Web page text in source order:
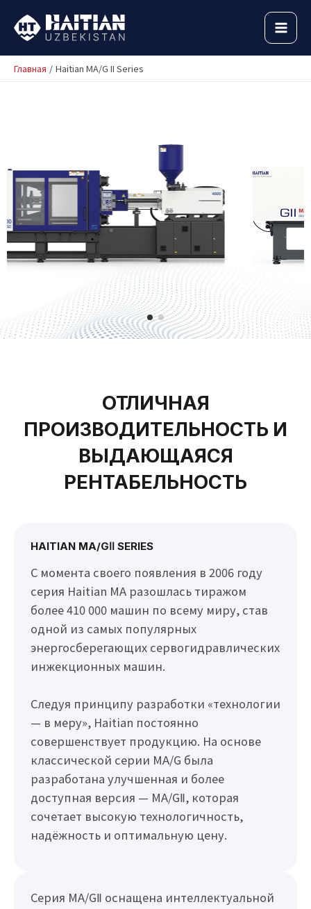
содержимому
Главная Haitian MA/G II Series
ОТЛИЧНАЯ
ПРОИЗВОДИТЕЛЬНОСТЬ И
ВЫДАЮЩАЯСЯ
РЕНТАБЕЛЬНОСТЬ
HAITIAN MA/GⅡ SERIES
С момента своего появления в 2006 году
серия Haitian MA разошлась тиражом
более 410 000 машин по всему миру, став
одной из самых популярных
энергосберегающих сервогидравлических
инжекционных машин.
Следуя принципу разработки «технологии
— в меру», Haitian постоянно
совершенствует продукцию. На основе
классической серии MA/G была
разработана улучшенная и более
доступная версия — MA/GⅡ, которая
сочетает высокую технологичность,
надёжность и оптимальную цену.
Серия MA/GⅡ оснащена интеллектуальной